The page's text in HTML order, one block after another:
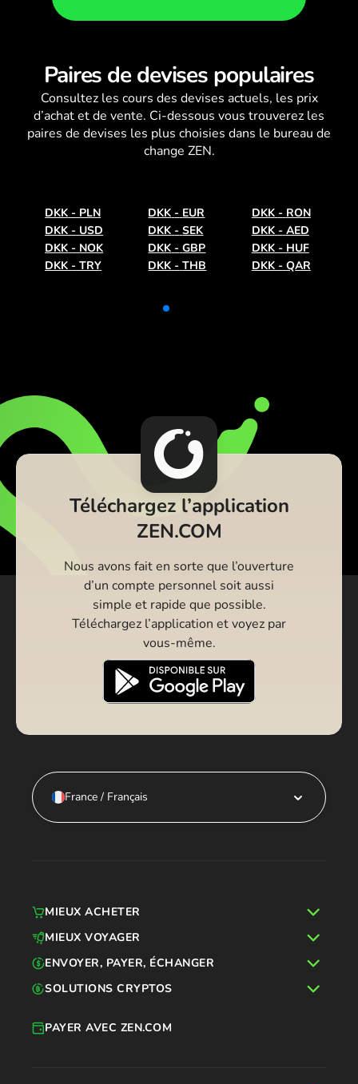
Paires de devises populaires
Consultez les cours des devises actuels, les prix
d’achat et de vente. Ci-dessous vous trouverez les
paires de devises les plus choisies dans le bureau de
change ZEN.
DKK - PLN DKK - EUR DKK - RON
DKK - USD DKK - SEK DKK - AED
DKK - NOK DKK - GBP DKK - HUF
DKK - TRY DKK - THB DKK - QAR
Téléchargez l’application
ZEN.COM
Nous avons fait en sorte que l’ouverture
d’un compte personnel soit aussi
simple et rapide que possible.
Téléchargez l’application et voyez par
vous-même.
France / Français
PAYER AVEC ZEN.COM
MIEUX ACHETER
MIEUX VOYAGER
ENVOYER, PAYER, ÉCHANGER
SOLUTIONS CRYPTOS